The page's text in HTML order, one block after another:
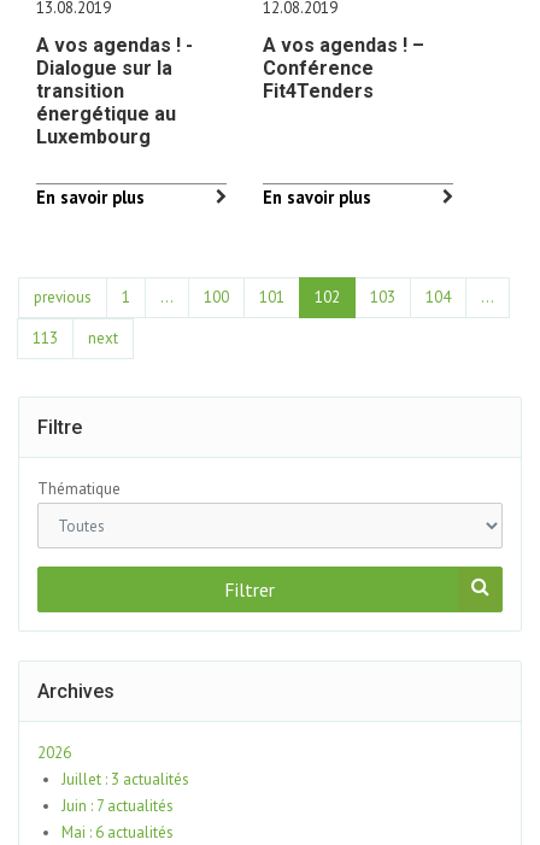
13.08.2019
A vos agendas ! -
Dialogue sur la
transition
énergétique au
Luxembourg
En savoir plus
12.08.2019
A vos agendas ! –
Conférence
Fit4Tenders
En savoir plus
previous 1 ... 100 101 102 103 104
…
113
next
Filtre
Thématique
Filtrer
Archives
2026
Juillet : 3 actualités
Juin : 7 actualités
Mai : 6 actualités